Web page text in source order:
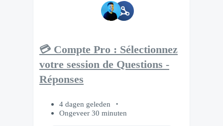
💳 Compte Pro : Sélectionnez
votre session de Questions -
Réponses
4 dagen geleden
Ongeveer 30 minuten